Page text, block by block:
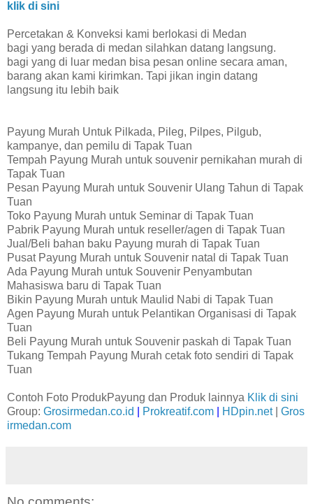
klik di sini
Percetakan & Konveksi kami berlokasi di Medan
bagi yang berada di medan silahkan datang langsung.
bagi yang di luar medan bisa pesan online secara aman,
barang akan kami kirimkan. Tapi jikan ingin datang
langsung itu lebih baik
Payung Murah Untuk Pilkada, Pileg, Pilpes, Pilgub,
kampanye, dan pemilu di Tapak Tuan
Tempah Payung Murah untuk souvenir pernikahan murah di
Tapak Tuan
Pesan Payung Murah untuk Souvenir Ulang Tahun di Tapak
Tuan
Toko Payung Murah untuk Seminar di Tapak Tuan
Pabrik Payung Murah untuk reseller/agen di Tapak Tuan
Jual/Beli bahan baku Payung murah di Tapak Tuan
Pusat Payung Murah untuk Souvenir natal di Tapak Tuan
Ada Payung Murah untuk Souvenir Penyambutan
Mahasiswa baru di Tapak Tuan
Bikin Payung Murah untuk Maulid Nabi di Tapak Tuan
Agen Payung Murah untuk Pelantikan Organisasi di Tapak
Tuan
Beli Payung Murah untuk Souvenir paskah di Tapak Tuan
Tukang Tempah Payung Murah cetak foto sendiri di Tapak
Tuan
Contoh Foto ProdukPayung dan Produk lainnya Klik di sini
Group: Grosirmedan.co.id Prokreatif.com HDpin.net| Gros
irmedan.com